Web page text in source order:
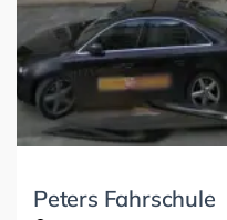
Peters Fahrschule